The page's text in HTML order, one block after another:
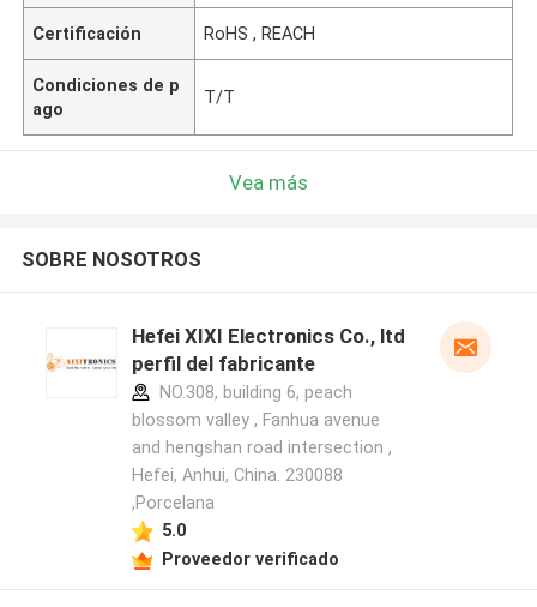
Certificación RoHS , REACH
Condiciones de p
ago
T/T
Vea más
SOBRE NOSOTROS
Hefei XIXI Electronics Co., ltd
perfil del fabricante
NO.308, building 6, peach
blossom valley , Fanhua avenue
and hengshan road intersection ,
Hefei, Anhui, China. 230088
,Porcelana
5.0
Proveedor verificado